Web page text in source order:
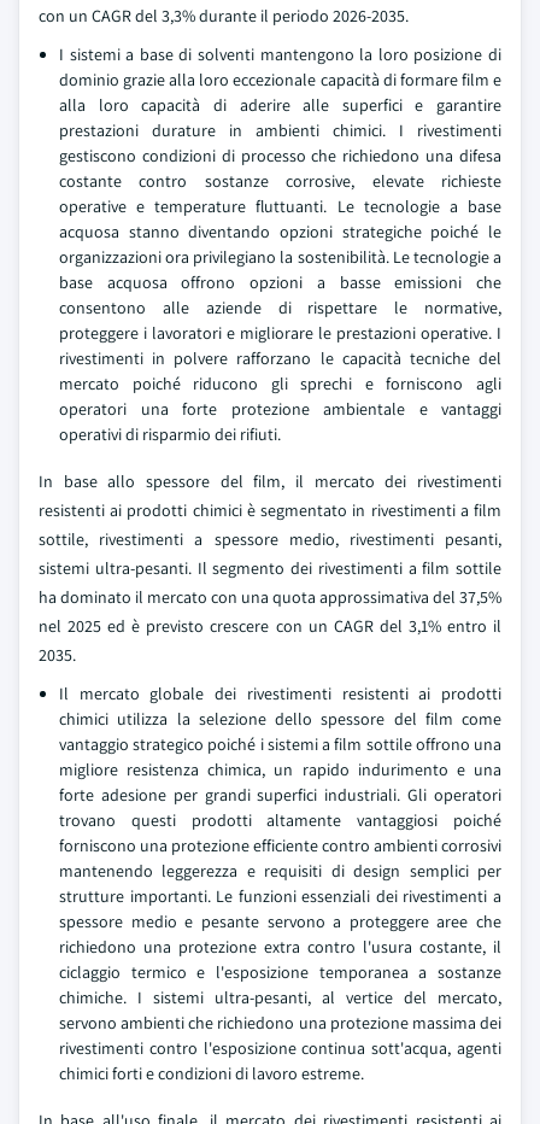
con un CAGR del 3,3% durante il periodo 2026-2035.
I sistemi a base di solventi mantengono la loro posizione di
dominio grazie alla loro eccezionale capacità di formare film e
alla loro capacità di aderire alle superfici e garantire
prestazioni durature in ambienti chimici. I rivestimenti
gestiscono condizioni di processo che richiedono una difesa
costante contro sostanze corrosive, elevate richieste
operative e temperature fluttuanti. Le tecnologie a base
acquosa stanno diventando opzioni strategiche poiché le
organizzazioni ora privilegiano la sostenibilità. Le tecnologie a
base acquosa offrono opzioni a basse emissioni che
consentono alle aziende di rispettare le normative,
proteggere i lavoratori e migliorare le prestazioni operative. I
rivestimenti in polvere rafforzano le capacità tecniche del
mercato poiché riducono gli sprechi e forniscono agli
operatori una forte protezione ambientale e vantaggi
operativi di risparmio dei rifiuti.
In base allo spessore del film, il mercato dei rivestimenti
resistenti ai prodotti chimici è segmentato in rivestimenti a film
sottile, rivestimenti a spessore medio, rivestimenti pesanti,
sistemi ultra-pesanti. Il segmento dei rivestimenti a film sottile
ha dominato il mercato con una quota approssimativa del 37,5%
nel 2025 ed è previsto crescere con un CAGR del 3,1% entro il
2035.
Il mercato globale dei rivestimenti resistenti ai prodotti
chimici utilizza la selezione dello spessore del film come
vantaggio strategico poiché i sistemi a film sottile offrono una
migliore resistenza chimica, un rapido indurimento e una
forte adesione per grandi superfici industriali. Gli operatori
trovano questi prodotti altamente vantaggiosi poiché
forniscono una protezione efficiente contro ambienti corrosivi
mantenendo leggerezza e requisiti di design semplici per
strutture importanti. Le funzioni essenziali dei rivestimenti a
spessore medio e pesante servono a proteggere aree che
richiedono una protezione extra contro l'usura costante, il
ciclaggio termico e l'esposizione temporanea a sostanze
chimiche. I sistemi ultra-pesanti, al vertice del mercato,
servono ambienti che richiedono una protezione massima dei
rivestimenti contro l'esposizione continua sott'acqua, agenti
chimici forti e condizioni di lavoro estreme.